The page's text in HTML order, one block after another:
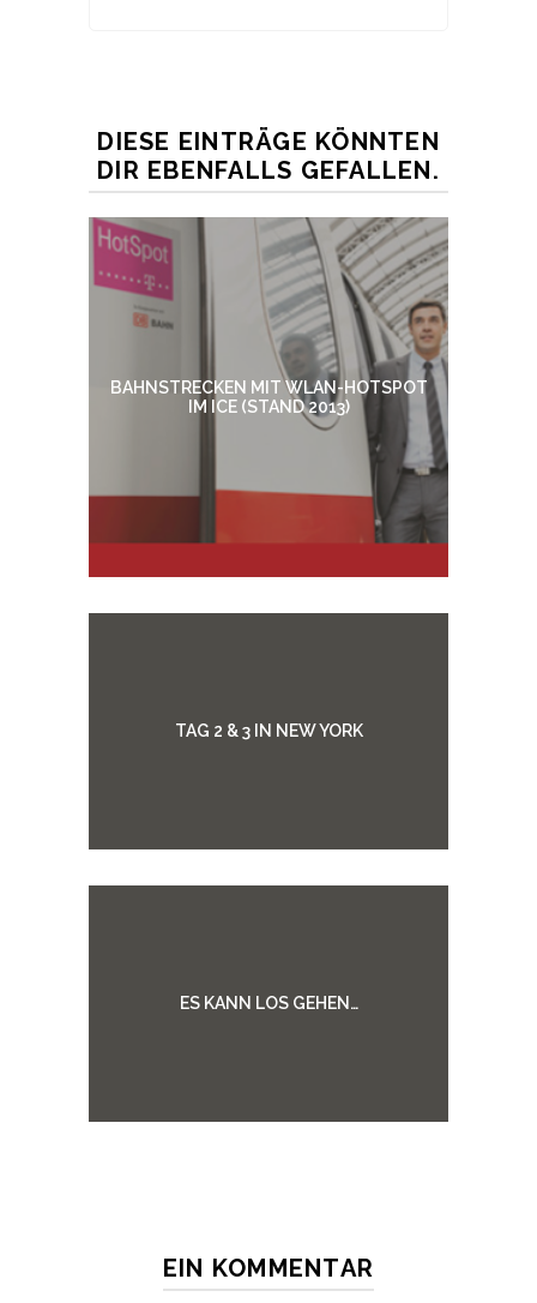
DIESE EINTRÄGE KÖNNTEN
DIR EBENFALLS GEFALLEN.
BAHNSTRECKEN MIT WLAN-HOTSPOT
IM ICE (STAND 2013)
TAG 2 & 3 IN NEW YORK
ES KANN LOS GEHEN…
EIN KOMMENTAR